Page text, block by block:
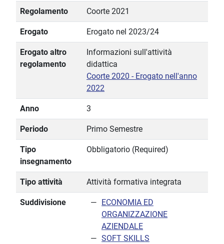
Regolamento Coorte 2021
Erogato Erogato nel 2023/24
Erogato altro
regolamento
Informazioni sull'attività
didattica
Coorte 2020 - Erogato nell'anno
2022
Anno 3
Periodo Primo Semestre
Tipo
insegnamento
Obbligatorio (Required)
Tipo attività Attività formativa integrata
Suddivisione
ECONOMIA ED
ORGANIZZAZIONE
AZIENDALE
SOFT SKILLS